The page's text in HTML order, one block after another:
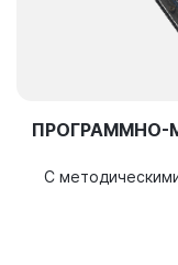
ПРОГРАММНО-
С